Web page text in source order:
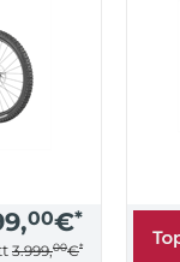
00€*
3.999,00€*